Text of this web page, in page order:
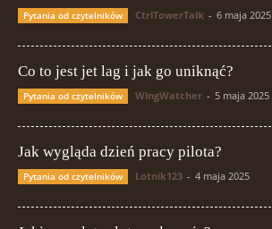
Pytania od czytelników CtrlTowerTalk - 6 maja 2025
Co to jest jet lag i jak go uniknąć?
Pytania od czytelników WingWatcher - 5 maja 2025
Jak wygląda dzień pracy pilota?
Pytania od czytelników Lotnik123 - 4 maja 2025